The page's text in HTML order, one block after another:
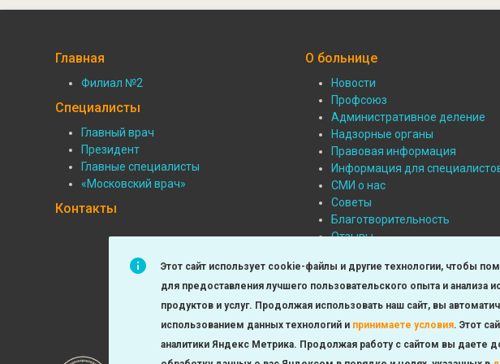
Главная
Подвал:
Филиалы
Филиал №2
Специалисты
Подвал:
Специалисты
Главный врач
Президент
Главные специалисты
«Московский врач»
Контакты
О больнице
Подвал:
О
больнице
Новости
Профсоюз
Административное деление
Надзорные органы
Правовая информация
Информация для
СМИ о нас
Советы
Благотворительность
Отзывы
Больничный храм Святого
Милостивого
Правила внутреннего
Этот сайт использует cookie-файлы и другие технологии, чтобы
для предоставления лучшего пользовательского опыта и анализа
продуктов и услуг. Продолжая использовать наш сайт, вы
использованием данных технологий и принимаете условия. Этот
аналитики Яндекс Метрика. Продолжая работу с сайтом вы даете